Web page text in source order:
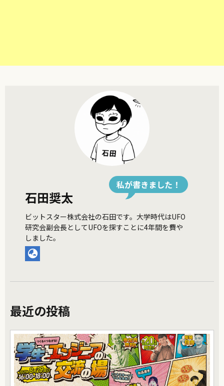
私が書きました！
石田奨太
ビットスター株式会社の石田です。大学時代はUFO
研究会副会長としてUFOを探すことに4年間を費や
しました。
最近の投稿